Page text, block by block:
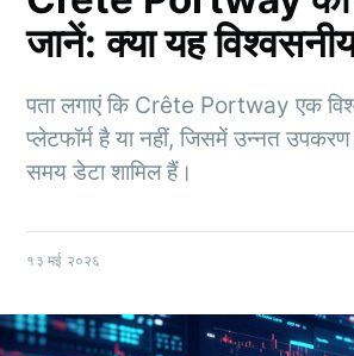
जानें: क्या यह
पता लगाएं कि Crête Portway एक
प्लेटफॉर्म है या नहीं, जिसमें उन्नत
समय डेटा शामिल हैं।
१३ मई २०२६